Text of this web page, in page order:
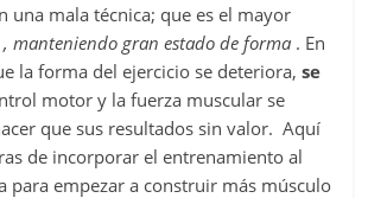
una mala técnica; que es el mayor
, manteniendo gran estado de forma . En
la forma del ejercicio se deteriora,se
motor y la fuerza muscular se
que sus resultados sin valor. Aquí
de incorporar el entrenamiento al
para empezar a construir más músculo